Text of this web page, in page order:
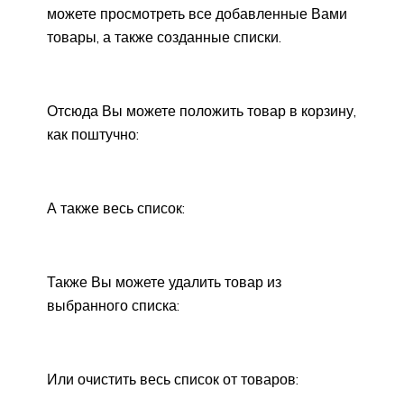
можете просмотреть все добавленные Вами
товары, а также созданные списки.
Отсюда Вы можете положить товар в корзину,
как поштучно:
А также весь список:
Также Вы можете удалить товар из
выбранного списка:
Или очистить весь список от товаров: